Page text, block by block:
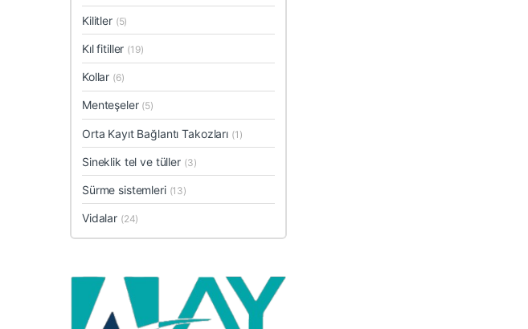
Kilitler (5)
Kıl fitiller (19)
Kollar (6)
Menteşeler (5)
Orta Kayıt Bağlantı Takozları (1)
Sineklik tel ve tüller (3)
Sürme sistemleri (13)
Vidalar (24)